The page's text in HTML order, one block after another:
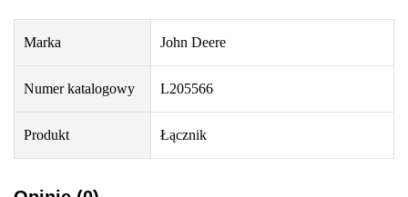
Marka John Deere
Numer katalogowy L205566
Produkt Łącznik